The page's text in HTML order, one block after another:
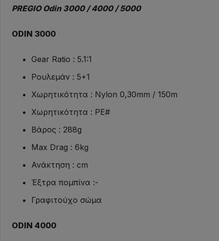
ποσότητα
PREGIO Odin 3000 / 4000 / 5000
ODIN 3000
Gear Ratio : 5.1:1
Ρουλεμάν : 5+1
Χωρητικότητα : Nylon 0,30mm / 150m
Χωρητικότητα : PE#
Βάρος : 288g
Max Drag : 6kg
Ανάκτηση : cm
Έξτρα πομπίνα :-
Γραφιτούχο σώμα
ODIN 4000